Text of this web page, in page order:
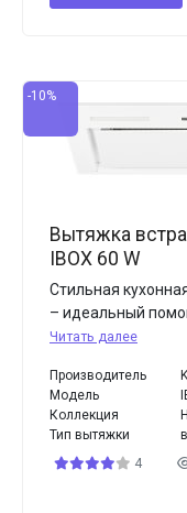
-10%
Вытяжка
IBOX 60 W
Стильная
– идеальный
Читать далее
Производитель
Модель
Коллекция
Тип вытяжки
4